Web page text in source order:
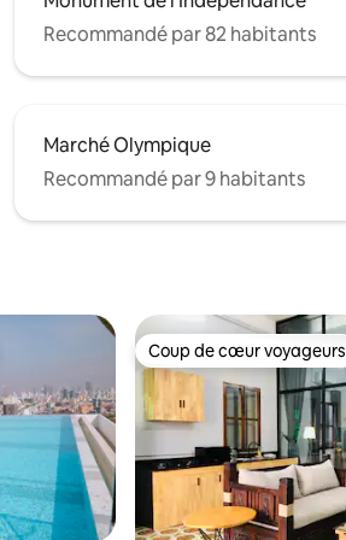
Recommandé par 82 habitants
Marché Olympique
Recommandé par 9 habitants
Coup de cœur voyageurs
Coup de cœur voyageurs